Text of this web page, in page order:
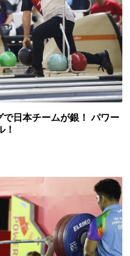
で日本チームが銀！ パワー
！